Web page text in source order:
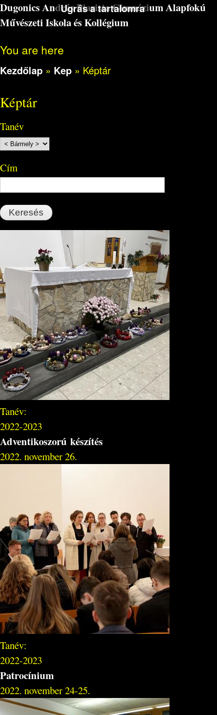
Ugrás a tartalomra
Dugonics András Piarista Gimnázium Alapfokú
Művészeti Iskola és Kollégium
You are here
Kezdőlap » Kep » Képtár
Képtár
Tanév
Cím
Tanév:
2022-2023
Adventikoszorú készítés
2022. november 26.
Tanév:
2022-2023
Patrocínium
2022. november 24-25.